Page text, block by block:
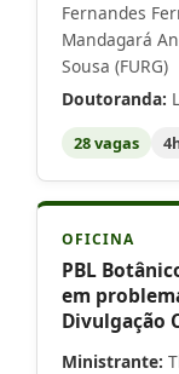
Fernandes
Mandagará
Sousa (FURG)
Doutoranda:
28 vagas
OFICINA
PBL
em
Divulgação
Ministrante: